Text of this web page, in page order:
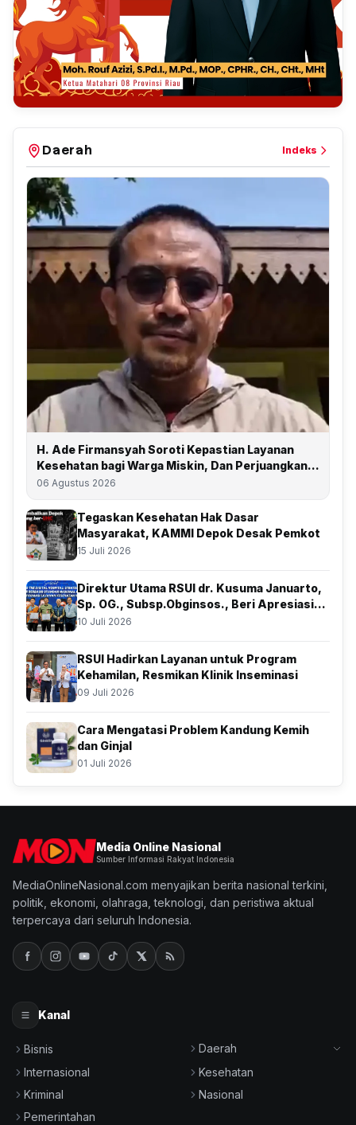
Daerah Indeks
H. Ade Firmansyah Soroti Kepastian Layanan
Kesehatan bagi Warga Miskin, Dan Perjuangkan
Depok Kembali Raih Predikat UHC
06 Agustus 2026
Tegaskan Kesehatan Hak Dasar
Masyarakat, KAMMI Depok Desak Pemkot
15 Juli 2026
Direktur Utama RSUI dr. Kusuma Januarto,
Sp. OG., Subsp.Obginsos., Beri Apresiasi
Atas Kolaborasi Bersama BSSN
10 Juli 2026
RSUI Hadirkan Layanan untuk Program
Kehamilan, Resmikan Klinik Inseminasi
09 Juli 2026
Cara Mengatasi Problem Kandung Kemih
dan Ginjal
01 Juli 2026
Media Online Nasional
Sumber Informasi Rakyat Indonesia
MediaOnlineNasional.com menyajikan berita nasional terkini,
politik, ekonomi, olahraga, teknologi, dan peristiwa aktual
terpercaya dari seluruh Indonesia.
Kanal
Bisnis
Daerah
Internasional
Kesehatan
Kriminal
Nasional
Pemerintahan